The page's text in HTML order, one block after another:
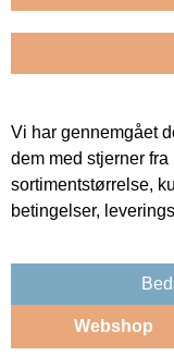
Vi har gennemgået
dem med stjerner
sortimentstørrelse,
betingelser,
Webshop